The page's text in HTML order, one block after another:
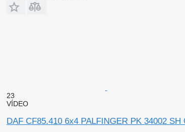
23
VÍDEO
DAF CF85.410 6x4 PALFINGER PK 34002 SH